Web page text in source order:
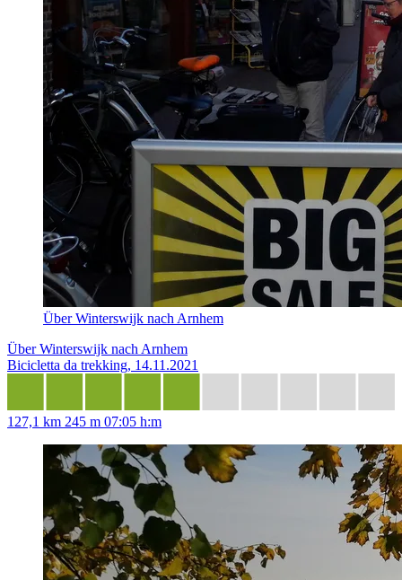
Über Winterswijk nach Arnhem
Über Winterswijk nach Arnhem
Bicicletta da trekking, 14.11.2021
127,1 km 245 m 07:05 h:m